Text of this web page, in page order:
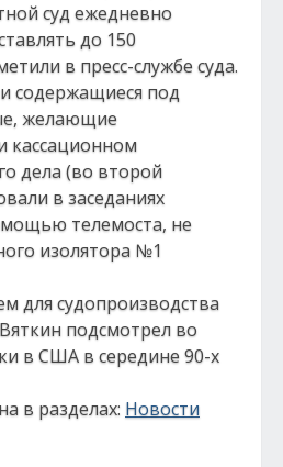
суд ежедневно
до 150
в пресс-службе суда.
содержащиеся под
желающие
кассационном
дела (во второй
в заседаниях
телемоста, не
изолятора №1
для судопроизводства
подсмотрел во
в США в середине 90-х
в разделах: Новости